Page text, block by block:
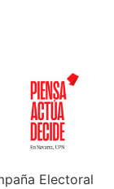
Electoral